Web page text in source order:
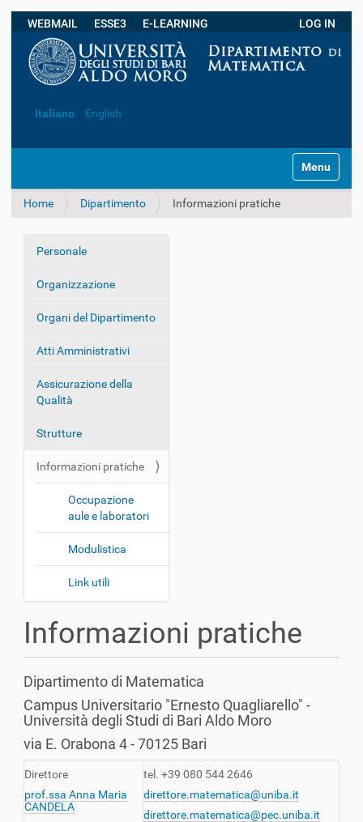
WEBMAIL ESSE3 E-LEARNING LOG IN
Italiano English
z
Toggle
Home Dipartimento Informazioni pratiche
N
i
a
z
i
n
Personale
Organizzazione
Organi del Dipartimento
Atti Amministrativi
Assicurazione della
Qualità
Strutture
Informazioni pratiche
Occupazione
aule e laboratori
Modulistica
Link utili
Informazioni pratiche
Dipartimento di Matematica
Campus Universitario "Ernesto Quagliarello" -
Università degli Studi di Bari Aldo Moro
via E. Orabona 4 - 70125 Bari
Direttore
prof.ssa Anna Maria
CANDELA
tel. +39 080 544 2646
direttore.matematica@uniba.it
direttore.matematica@pec.uniba.it